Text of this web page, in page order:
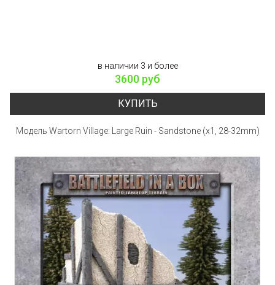
в наличии 3 и более
3600 руб
КУПИТЬ
Модель Wartorn Village: Large Ruin - Sandstone (x1, 28-32mm)